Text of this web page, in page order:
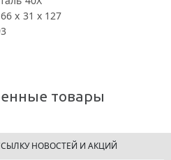
х 31 х 127
товары
НОВОСТЕЙ И АКЦИЙ